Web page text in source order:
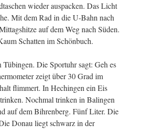
wieder auspacken. Das Licht
Mit dem Rad in die U-Bahn nach
auf dem Weg nach Süden.
Schatten im Schönbuch.
Tübingen. Die Sportuhr sagt: Geh es
zeigt über 30 Grad im
flimmert. In Hechingen ein Eis
Nochmal trinken in Balingen
auf dem Bihrenberg. Fünf Liter. Die
Donau liegt schwarz in der